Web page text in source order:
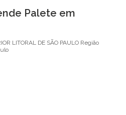
Palete em
LITORAL DE SÃO PAULO Região